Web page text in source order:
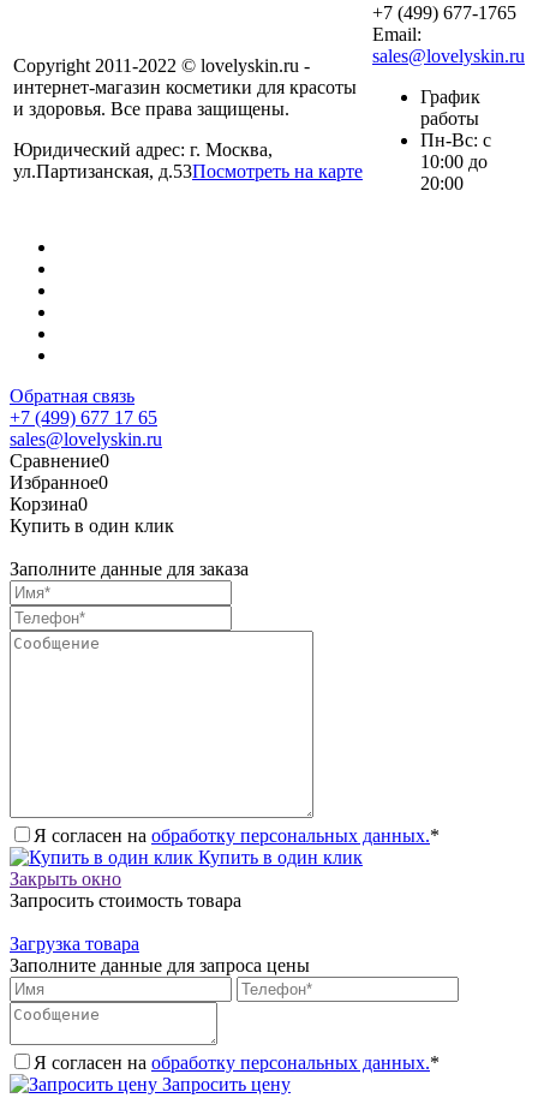
Copyright 2011-2022 © lovelyskin.ru -
интернет-магазин косметики для красоты
и здоровья. Все права защищены.
Юридический адрес: г. Москва,
ул.Партизанская, д.53Посмотреть на карте
+7 (499) 677-1765
Email:
sales@lovelyskin.ru
График
работы
Пн-Вс: с
10:00 до
20:00
Обратная связь
+7 (499) 677 17 65
sales@lovelyskin.ru
Сравнение0
Избранное0
Корзина0
Купить в один клик
Заполните данные для заказа
Я согласен на обработку персональных данных.*
Купить в один клик
Закрыть окно
Запросить стоимость товара
Загрузка товара
Заполните данные для запроса цены
Я согласен на обработку персональных данных.*
Запросить цену